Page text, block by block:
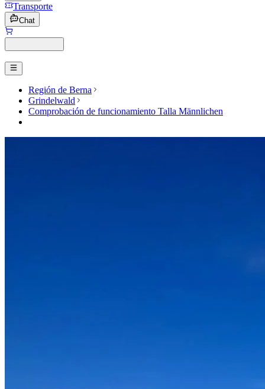
Transporte
Chat
Región de Berna
Grindelwald
Comprobación de funcionamiento Talla Männlichen